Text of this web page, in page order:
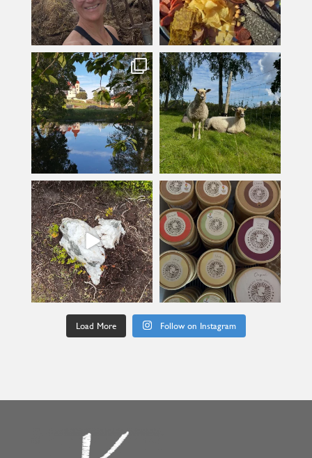
kullanslycka
Jul 16
kullanslycka
Jul 12
kullanslycka
Jul 9
kullanslycka
Jun 24
Load More Follow on Instagram